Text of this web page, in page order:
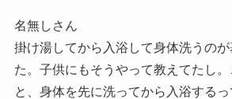
名無しさん
掛け湯してから入浴して身体洗うの
た。子供にもそうやって教えてたし
と、身体を先に洗ってから入浴する